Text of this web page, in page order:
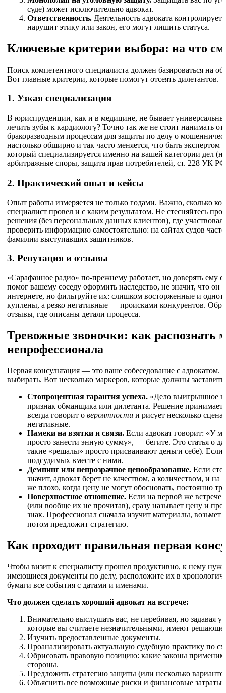
суде) может исключительно адвокат.
Ответственность. Деятельность адвоката
нарушит этику или закон, его могут лишить статуса.
Ключевые критерии выбора: на что
Поиск компетентного специалиста должен базироваться на
Вот главные критерии, которые помогут отсеять дилетантов.
1. Узкая специализация
В юриспруденции, как и в медицине, не бывает
лечить зубы к кардиологу? Точно так же не стоит нанимать
бракоразводным процессам для защиты по делу о
настолько обширно и так часто меняется, что быть
который специализируется именно на вашей категории дел
арбитражные споры, защита прав потребителей, ст. 228 УК
2. Практический опыт и кейсы
Опыт работы измеряется не только годами. Важно, сколько
специалист провел и с каким результатом. Не стесняйтесь
решения (без персональных данных клиентов), где
проверить информацию самостоятельно: на сайтах судов
фамилии выступавших защитников.
3. Репутация и отзывы
«Сарафанное радио» по-прежнему работает, но доверять ему
помог вашему соседу оформить наследство, не значит, что
интернете, но фильтруйте их: слишком восторженные и
куплены, а резко негативные — происками конкурентов.
отзывы, где описаны детали процесса.
Тревожные звоночки: как распознать
непрофессионала
Первая консультация — это ваше собеседование с
выбирать. Вот несколько маркеров, которые должны
Стопроцентная гарантия успеха. «Дело выигрышное
признак обманщика или дилетанта. Решение принимает
всегда говорит о вероятности и рисует несколько
негативные.
Намеки на взятки и связи. Если адвокат говорит: «У
просто занести энную сумму», — бегите. Это статья о
такие «решалы» просто присваивают деньги себе).
подсудимых вместе с ними.
Демпинг или непрозрачное ценообразование. Если
значит, адвокат берет не качеством, а количеством, и
же плохо, когда цену не могут обосновать, постоянно
Поверхностное отношение. Если на первой же встрече
(или вообще их не прочитав), сразу называет цену и
знак. Профессионал сначала изучит материалы,
потом предложит стратегию.
Как проходит правильная первая
Чтобы визит к специалисту прошел продуктивно, к нему
имеющиеся документы по делу, расположите их в
бумаги все события с датами и именами.
Что должен сделать хороший адвокат на встрече:
Внимательно выслушать вас, не перебивая, но задавая
которые вы считаете незначительными, имеют
Изучить предоставленные документы.
Проанализировать актуальную судебную практику по
Обрисовать правовую позицию: какие законы
стороны.
Предложить стратегию защиты (или несколько
Объяснить все возможные риски и финансовые затраты.